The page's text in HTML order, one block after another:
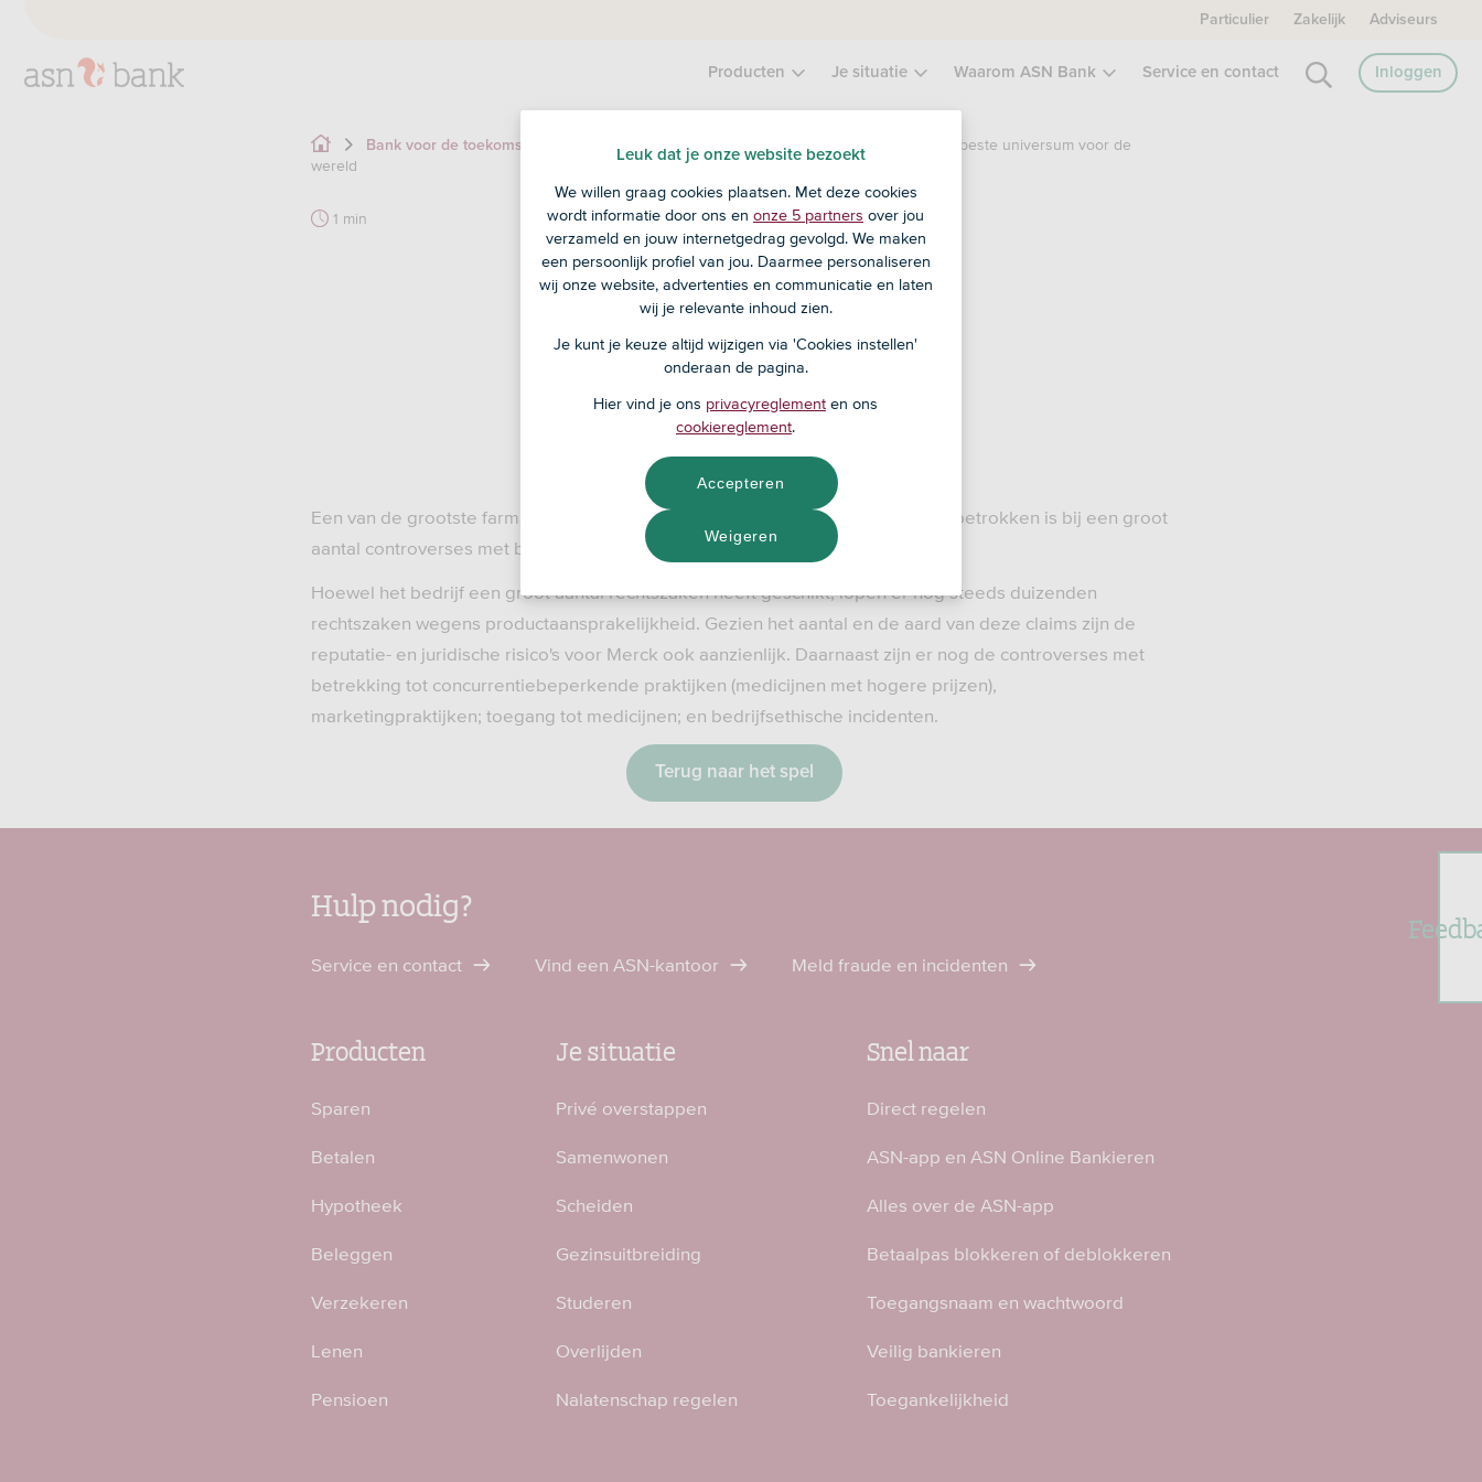
Particulier Zakelijk Adviseurs
Producten Je situatie Waarom ASN Bank Service en contact Inloggen
Bank voor de toekomst
GEEN MATCH! Merck & Co INC matcht niet (meer) met het beste universum voor de
wereld
1 min
Een van de grootste farmaciebedrijven van de wereld is afgekeurd omdat het betrokken is bij een groot
aantal controverses met betrekking tot kwaliteit en veiligheid.
Hoewel het bedrijf een groot aantal rechtszaken heeft geschikt, lopen er nog steeds duizenden
rechtszaken wegens productaansprakelijkheid. Gezien het aantal en de aard van deze claims zijn de
reputatie- en juridische risico's voor Merck ook aanzienlijk. Daarnaast zijn er nog de controverses met
betrekking tot concurrentiebeperkende praktijken (medicijnen met hogere prijzen),
marketingpraktijken; toegang tot medicijnen; en bedrijfsethische incidenten.
Terug naar het spel
Hulp nodig?
Service en contact Vind een ASN-kantoor Meld fraude en incidenten
Producten
Sparen
Betalen
Hypotheek
Beleggen
Verzekeren
Lenen
Pensioen
Je situatie
Privé overstappen
Samenwonen
Scheiden
Gezinsuitbreiding
Studeren
Overlijden
Nalatenschap regelen
Snel naar
Direct regelen
ASN-app en ASN Online Bankieren
Alles over de ASN-app
Betaalpas blokkeren of deblokkeren
Toegangsnaam en wachtwoord
Veilig bankieren
Toegankelijkheid
Leuk dat je onze website bezoekt
We willen graag cookies plaatsen. Met deze cookies
wordt informatie door ons en onze 5 partners over jou
verzameld en jouw internetgedrag gevolgd. We maken
een persoonlijk profiel van jou. Daarmee personaliseren
wij onze website, advertenties en communicatie en laten
wij je relevante inhoud zien.
Je kunt je keuze altijd wijzigen via 'Cookies instellen'
onderaan de pagina.
Hier vind je ons privacyreglement en ons
cookiereglement.
Weigeren
Accepteren